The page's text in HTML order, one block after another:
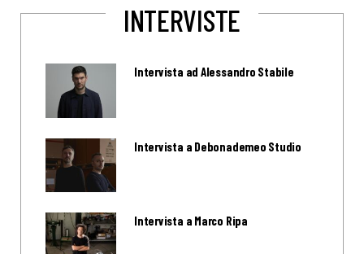
INTERVISTE
Intervista ad Alessandro Stabile
Intervista a Debonademeo Studio
Intervista a Marco Ripa